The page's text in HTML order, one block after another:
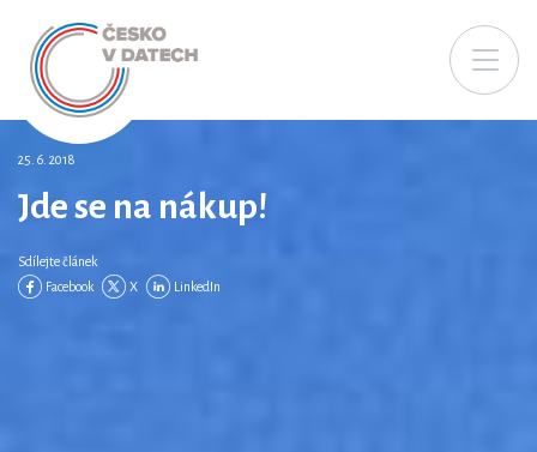
25. 6. 2018
Jde se na nákup!
Sdílejte článek
Facebook
X LinkedIn